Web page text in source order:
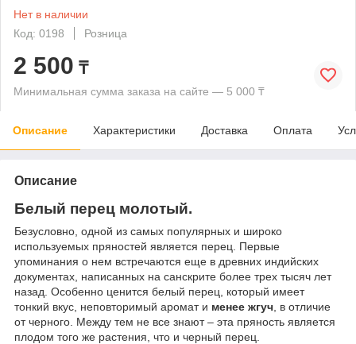
Нет в наличии
Код: 0198
Розница
2 500 ₸
Минимальная сумма заказа на сайте — 5 000 ₸
Описание Характеристики Доставка Оплата
Описание
Белый перец молотый.
Безусловно, одной из самых популярных и широко
используемых пряностей является перец. Первые
упоминания о нем встречаются еще в древних индийских
документах, написанных на санскрите более трех тысяч лет
назад. Особенно ценится белый перец, который имеет
тонкий вкус, неповторимый аромат и менее жгуч , в отличие
от черного. Между тем не все знают – эта пряность является
плодом того же растения, что и черный перец.